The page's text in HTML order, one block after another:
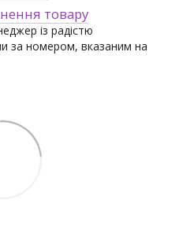
товару
із радістю
за номером, вказаним на